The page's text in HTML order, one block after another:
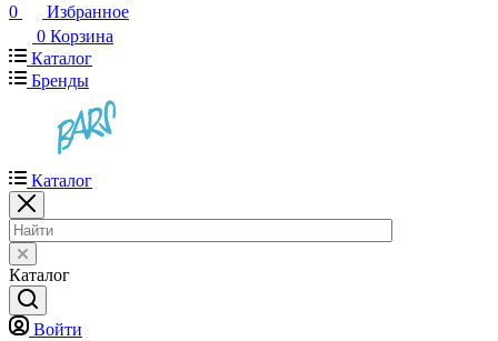
0
Избранное
0 Корзина
Каталог
Бренды
Каталог
Каталог
Войти